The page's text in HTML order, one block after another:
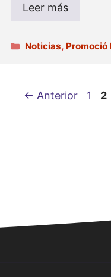
Leer más
Categorías
Noticias,
← Anterior 1 2